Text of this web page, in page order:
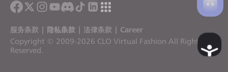
A
服务条款 | 隐私条款 | 法律条款 | Career
Copyright © 2009-2026 CLO Virtual Fashion All Rights
Reserved.